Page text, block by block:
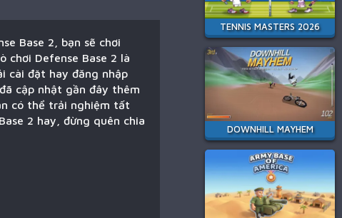
Base 2, bạn sẽ chơi
chơi Defense Base 2 là
cài đặt hay đăng nhập
cập nhật gần đây thêm
có thể trải nghiệm tất
2 hay, đừng quên chia
TENNIS MASTERS 2026
DOWNHILL MAYHEM